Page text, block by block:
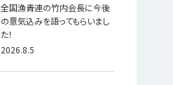
全国漁青連の竹内会長に今後
の意気込みを語ってもらいまし
た！
2026.8.5